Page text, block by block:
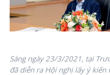
Sáng ngày 23/3/2021, tại
đã diễn ra Hội nghị lấy ý